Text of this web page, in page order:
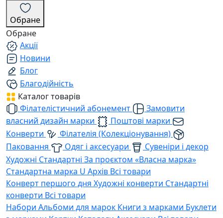
Обране
Обране
Акції
Новини
Блог
Благодійність
Каталог товарів
Філателістичний абонемент
Замовити
власний дизайн марки
Поштові марки
Конверти
Філателія (Колекціонування)
Паковання
Одяг і аксесуари
Сувеніри і декор
Художні Стандартні За проєктом «Власна марка»
Стандартна марка U Архів Всі товари
Конверт першого дня Художні конверти Стандартні
конверти Всі товари
Набори Альбоми для марок Книги з марками Буклети